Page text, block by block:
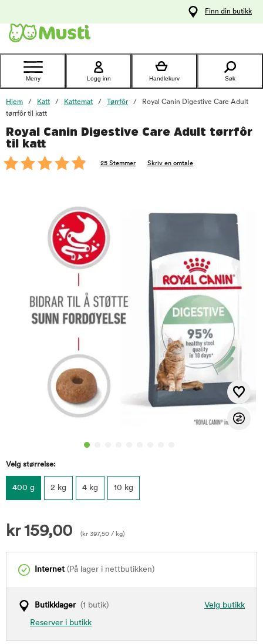
Kontakt
kundeservice
Finn din butikk
Meny Logg inn Handlekurv Søk
Hjem Katt Kattemat Tørrfôr
Royal Canin Digestive Care Adult
tørrfôr til katt
Royal Canin Digestive Care Adult tørrfôr
til katt
25 Stemmer Skriv en omtale
Velg størrelse:
400 g 2 kg 4 kg 10 kg
kr159,00 ( kr 397,50 / kg)
Internet (På lager i nettbutikken)
Velg butikk
Butikklager(1 butik)
Reserver i butikk
foo